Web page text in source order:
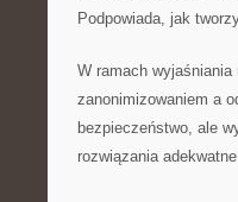
Podpowiada, jak
W ramach
zanonimizowaniem a
bezpieczeństwo, ale
rozwiązania